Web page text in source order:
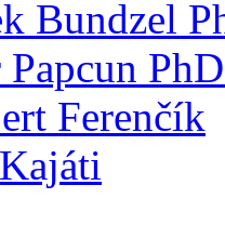
Bundzel
Ferenčík